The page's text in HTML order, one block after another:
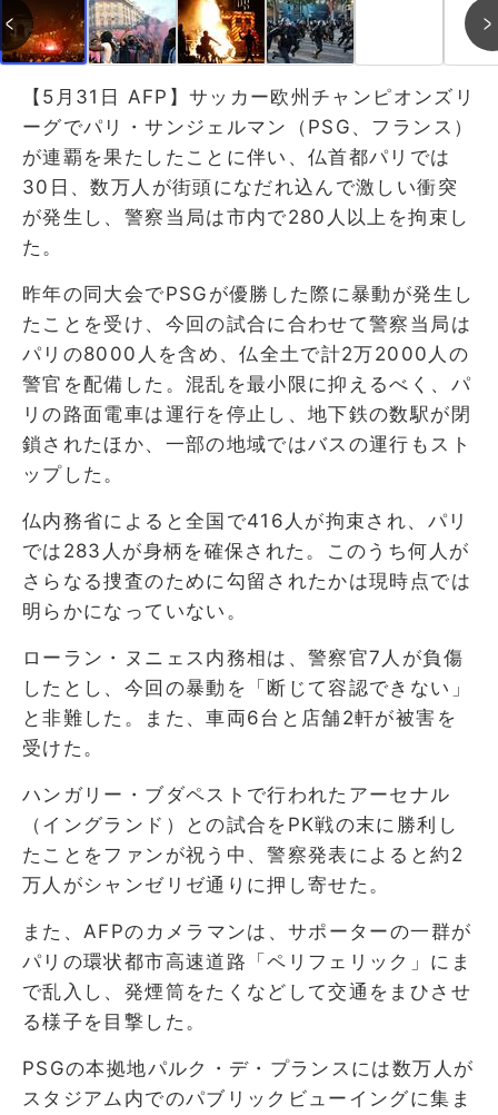
【5月31日 AFP】サッカー欧州チャンピオンズリ
ーグでパリ・サンジェルマン（PSG、フランス）
が連覇を果たしたことに伴い、仏首都パリでは
30日、数万人が街頭になだれ込んで激しい衝突
が発生し、警察当局は市内で280人以上を拘束し
た。
昨年の同大会でPSGが優勝した際に暴動が発生し
たことを受け、今回の試合に合わせて警察当局は
パリの8000人を含め、仏全土で計2万2000人の
警官を配備した。混乱を最小限に抑えるべく、パ
リの路面電車は運行を停止し、地下鉄の数駅が閉
鎖されたほか、一部の地域ではバスの運行もスト
ップした。
仏内務省によると全国で416人が拘束され、パリ
では283人が身柄を確保された。このうち何人が
さらなる捜査のために勾留されたかは現時点では
明らかになっていない。
ローラン・ヌニェス内務相は、警察官7人が負傷
したとし、今回の暴動を「断じて容認できない」
と非難した。また、車両6台と店舗2軒が被害を
受けた。
ハンガリー・ブダペストで行われたアーセナル
（イングランド）との試合をPK戦の末に勝利し
たことをファンが祝う中、警察発表によると約2
万人がシャンゼリゼ通りに押し寄せた。
また、AFPのカメラマンは、サポーターの一群が
パリの環状都市高速道路「ペリフェリック」にま
で乱入し、発煙筒をたくなどして交通をまひさせ
る様子を目撃した。
PSGの本拠地パルク・デ・プランスには数万人が
スタジアム内でのパブリックビューイングに集ま